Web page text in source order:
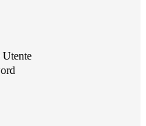
Utente